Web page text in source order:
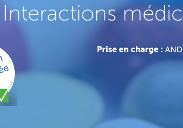
Interactions
Prise en charge :